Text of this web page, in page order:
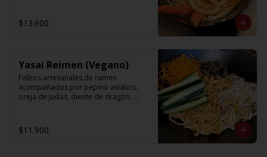
aceite de sesamo.
$13.600
Yasai Reimen (Vegano)
Fideos artesanales de ramen
acompañados por pepino asiàtico,
oreja de judas, diente de dragòn,
tahini(sèsamo), ajo y pasta de aji.
$11.900